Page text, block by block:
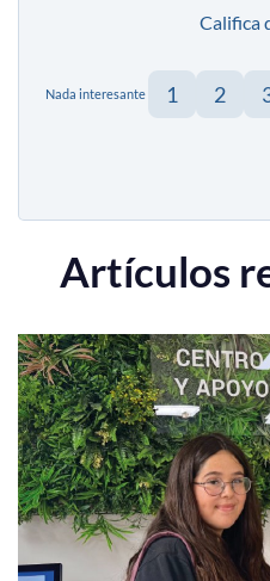
Califica
Nada interesante 1 2
Artículos